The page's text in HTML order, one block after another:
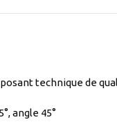
technique de
angle 45°